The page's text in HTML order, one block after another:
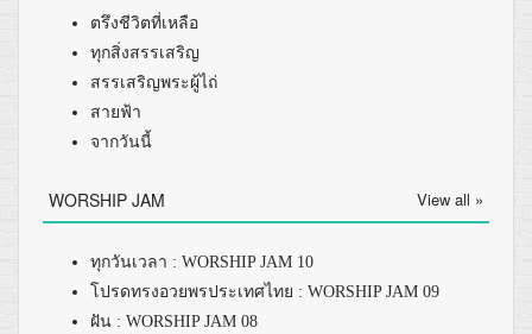
ตรึงชีวิตที่เหลือ
ทุกสิ่งสรรเสริญ
สรรเสริญพระผู้ไถ่
สายฟ้า
จากวันนี้
WORSHIP JAM View all »
ทุกวันเวลา : WORSHIP JAM 10
โปรดทรงอวยพรประเทศไทย : WORSHIP JAM 09
ฝัน : WORSHIP JAM 08